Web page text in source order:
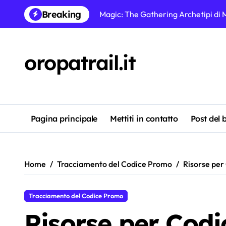
content
Breaking
Strategie per le carte prerelease
Magic: The Gathering promozioni
Confronto dei Codici
Magic: The Gathering
oropatrail.it
Pagina principale Mettiti in contatto Post del
Home Tracciamento del Codice Promo Risorse
Tracciamento del Codice Promo